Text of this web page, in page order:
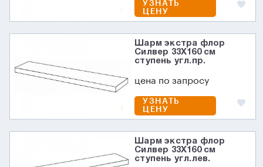
УЗНАТЬ
ЦЕНУ
Шарм экстра флор
Силвер 33X160 см
ступень угл.пр.
цена по запросу
УЗНАТЬ
ЦЕНУ
Шарм экстра флор
Силвер 33X160 см
ступень угл.лев.